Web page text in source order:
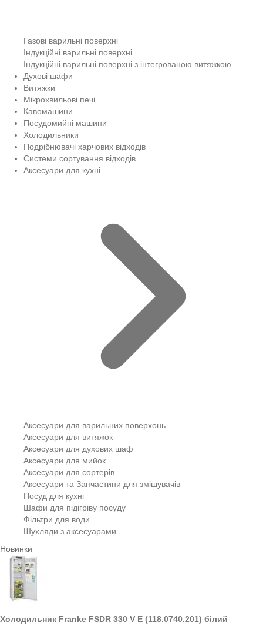
Газові варильні поверхні
Індукційні варильні поверхні
Індукційні варильні поверхні з інтегрованою витяжкою
Духові шафи
Витяжки
Мікрохвильові печі
Кавомашини
Посудомийні машини
Холодильники
Подрібнювачі харчових відходів
Системи сортування відходів
Аксесуари для кухні
Аксесуари для варильних поверхонь
Аксесуари для витяжок
Аксесуари для духових шаф
Аксесуари для мийок
Аксесуари для сортерів
Аксесуари та Запчастини для змішувачів
Посуд для кухні
Шафи для підігріву посуду
Фільтри для води
Шухляди з аксесуарами
Новинки
Холодильник Franke FSDR 330 V E (118.0740.201) білий